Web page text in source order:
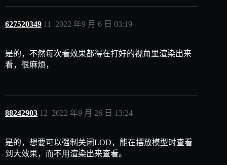
627520349 2022 年9 月 6 日 03:19
11
是的，不然每次看效果都得在打好的视角里渲染出来
看，很麻烦，
88242903 2022 年9 月 26 日 13:24
12
是的，想要可以强制关闭LOD，能在摆放模型时查看
到大效果，而不用渲染出来查看。